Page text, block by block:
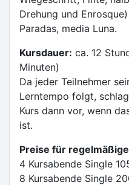
Drehung und
Paradas, media Luna.
Kursdauer: ca. 12
Minuten)
Da jeder Teilnehmer
Lerntempo folgt,
Kurs dann vor, wenn
ist.
Preise für
4 Kursabende Single
8 Kursabende Single